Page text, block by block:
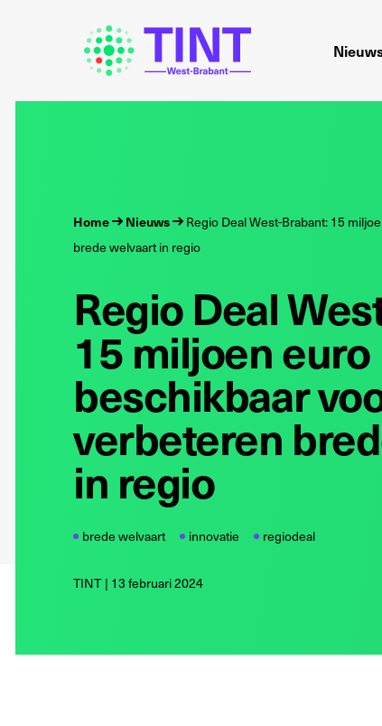
Home Nieuws
Regio Deal West-Brabant: 15
brede welvaart in regio
Regio Deal
15 miljoen euro
beschikbaar
verbeteren
in regio
brede welvaart innovatie regiodeal
TINT 13 februari 2024